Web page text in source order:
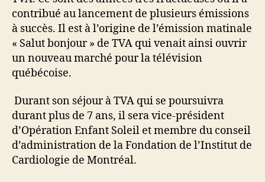
contribué au lancement de plusieurs émissions
à succès. Il est à l’origine de l’émission matinale
« Salut bonjour » de TVA qui venait ainsi ouvrir
un nouveau marché pour la télévision
québécoise.
Durant son séjour à TVA qui se poursuivra
durant plus de 7 ans, il sera vice-président
d’Opération Enfant Soleil et membre du conseil
d’administration de la Fondation de l’Institut de
Cardiologie de Montréal.